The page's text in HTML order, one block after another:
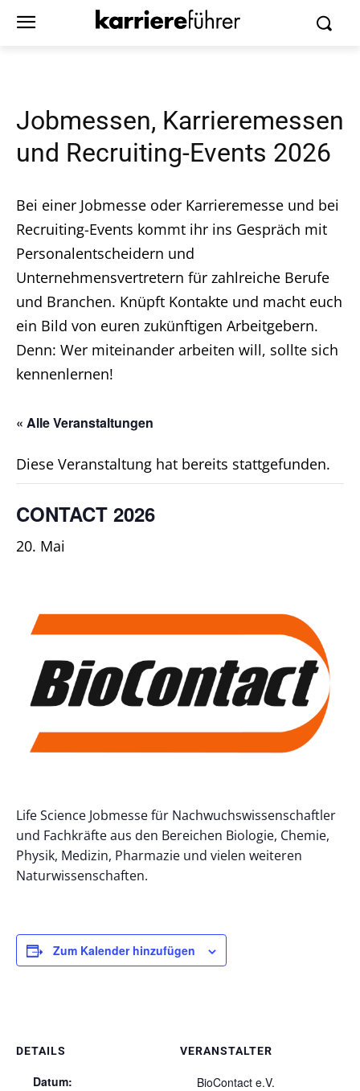
Jobmessen, Karrieremessen
und Recruiting-Events 2026
Bei einer Jobmesse oder Karrieremesse und bei
Recruiting-Events kommt ihr ins Gespräch mit
Personalentscheidern und
Unternehmensvertretern für zahlreiche Berufe
und Branchen. Knüpft Kontakte und macht euch
ein Bild von euren zukünftigen Arbeitgebern.
Denn: Wer miteinander arbeiten will, sollte sich
kennenlernen!
« Alle Veranstaltungen
Diese Veranstaltung hat bereits stattgefunden.
CONTACT 2026
20. Mai
Life Science Jobmesse für Nachwuchswissenschaftler
und Fachkräfte aus den Bereichen Biologie, Chemie,
Physik, Medizin, Pharmazie und vielen weiteren
Naturwissenschaften.
Zum Kalender hinzufügen
DETAILS
Datum:
VERANSTALTER
BioContact e.V.